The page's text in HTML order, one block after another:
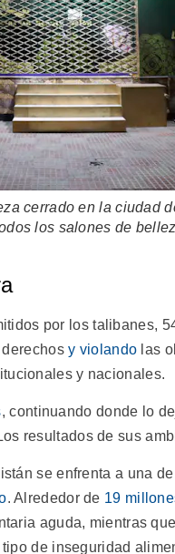
cerrado en la ciudad
los salones de
por los talibanes,
derechosy violando las
y nacionales.
, continuando donde lo
resultados de sus
se enfrenta a una
. Alrededor de 19
aguda, mientras
de inseguridad